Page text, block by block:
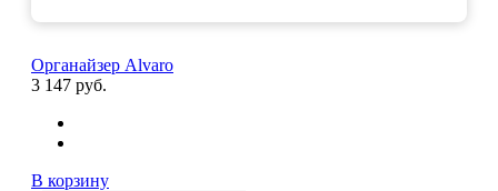
Органайзер Alvaro
3 147 руб.
В корзину